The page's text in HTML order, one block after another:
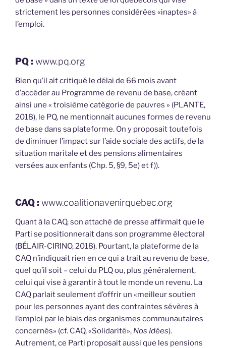
strictement les personnes considérées «inaptes» à
l’emploi.
PQ : www.pq.org
Bien qu’il ait critiqué le délai de 66 mois avant
d’accéder au Programme de revenu de base, créant
ainsi une « troisième catégorie de pauvres » (PLANTE,
2018), le PQ, ne mentionnait aucunes formes de revenu
de base dans sa plateforme. On y proposait toutefois
de diminuer l’impact sur l’aide sociale des actifs, de la
situation maritale et des pensions alimentaires
versées aux enfants (Chp. 5, §9, 5e) et f)).
CAQ : www.coalitionavenirquebec.org
Quant à la CAQ, son attaché de presse affirmait que le
Parti se positionnerait dans son programme électoral
(BÉLAIR-CIRINO, 2018). Pourtant, la plateforme de la
CAQ n’indiquait rien en ce qui a trait au revenu de base,
quel qu’il soit – celui du PLQ ou, plus généralement,
celui qui vise à garantir à tout le monde un revenu. La
CAQ parlait seulement d’offrir un «meilleur soutien
pour les personnes ayant des contraintes sévères à
l’emploi par le biais des organismes communautaires
concernés» (cf. CAQ, «Solidarité», Nos Idées).
Autrement, ce Parti proposait aussi que les pensions